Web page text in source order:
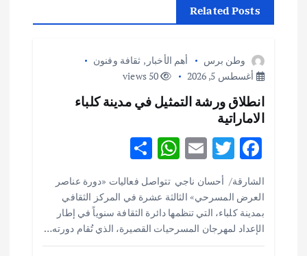
م
ت
Related Posts
وطن برس أهم الأخبار , ثقافة وفنون
أغسطس 5, 2026
50 views
انطلاق ورشة التمثيل في مدينة كلباء
الاماراتية
F
ac
e
b
o
T
w
it
te
r
E
ai
l
W
h
at
s
A
h
ar
e
الشارقة/ أحسان ناجي تتواصل فعاليات «دورة عناصر
العرض المسرحي» الثالثة عشرة في المركز الثقافي
بمدينة كلباء، التي تنظمها دائرة الثقافة سنوياً في إطار
الإعداد لمهرجان المسرحيات القصيرة، الذي تُقام دورته…